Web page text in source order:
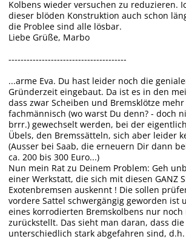
Kolbens wieder versuchen zu reduzieren.
dieser blöden Konstruktion auch schon
die Problee sind alle lösbar.
Liebe Grüße, Marbo
---------------------------------------
...arme Eva. Du hast leider noch die
Gründerzeit eingebaut. Da ist es in den
dass zwar Scheiben und Bremsklötze
fachmännisch (wo warst Du denn? - doch
brrr.) gewechselt werden, bei der
Übels, den Bremssätteln, sich aber leider
(Ausser bei Saab, die erneuern Dir dann
ca. 200 bis 300 Euro...)
Nun mein Rat zu Deinem Problem: Geh
einer Werkstatt, die sich mit diesen GANZ
Exotenbremsen auskennt ! Die sollen
vordere Sattel schwergängig geworden ist
eines korrodierten Bremskolbens nur noch
zurückstellt. Das sieht man daran, dass
unterschiedlich stark abgefahren sind,